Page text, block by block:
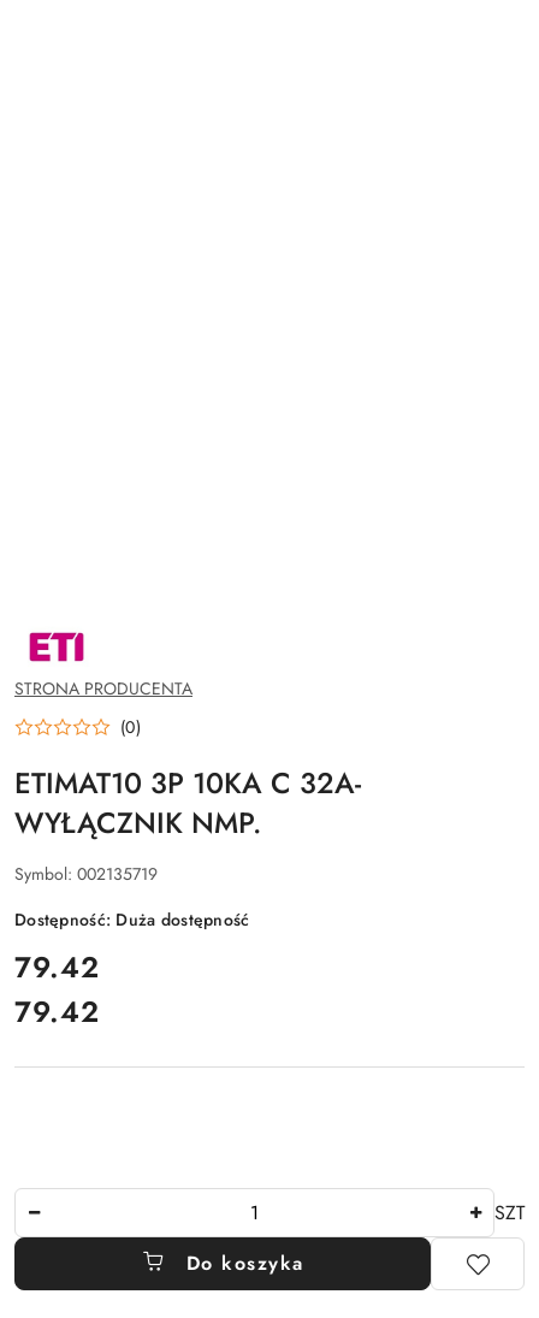
NAZWA
PRODUCENTA:
ETI
POLAM
SP.Z
STRONA PRODUCENTA
(0)
ETIMAT10 3P 10KA C 32A-
WYŁĄCZNIK NMP.
Symbol: 002135719
Dostępność: Duża dostępność
cena:
79.42
Cena:
79.42
SZT
Do koszyka